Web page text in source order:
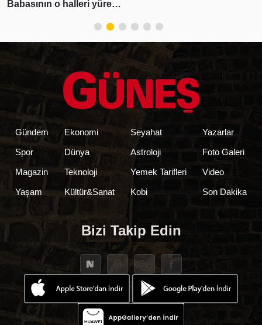
testi pozitif çıktı
Gündem
Spor
Magazin
Yaşam
Ekonomi
Dünya
Teknoloji
Kültür&Sanat
Seyahat
Astroloji
Yemek Tarifleri
Kobi
Yazarlar
Foto Galeri
Video
Son Dakika
Bizi Takip Edin